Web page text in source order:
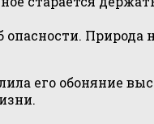
Природа
его обоняние